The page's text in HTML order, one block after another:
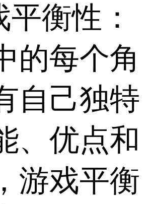
平衡性：
的每个角
自己独特
、优点和
游戏平衡